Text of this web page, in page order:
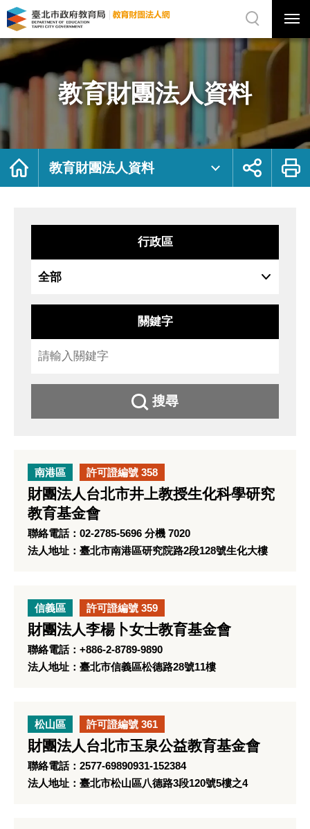
教
育
團
資
料
府
局
法
網
站
選
選
單
關
網
站
尋
教育財團法人資料
首
教育財團法人資料
展
鈕
列
行政區
關鍵字
搜尋
南港區 許可證編號 358
財團法人台北市井上教授生化科學研究
教育基金會
聯絡電話：02-2785-5696 分機 7020
法人地址：臺北市南港區研究院路2段128號生化大樓
信義區 許可證編號 359
財團法人李楊卜女士教育基金會
聯絡電話：+886-2-8789-9890
法人地址：臺北市信義區松德路28號11樓
松山區 許可證編號 361
財團法人台北市玉泉公益教育基金會
聯絡電話：2577-69890931-152384
法人地址：臺北市松山區八德路3段120號5樓之4